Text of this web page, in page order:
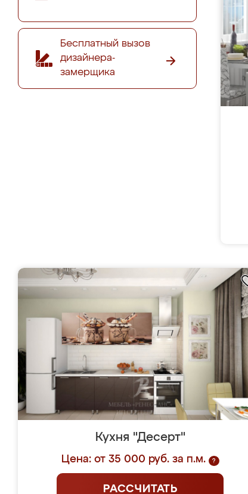
Бесплатный вызов
дизайнера-
замерщика
Кухня "Десерт"
Цена: от 35 000 руб. за п.м. ?
РАССЧИТАТЬ